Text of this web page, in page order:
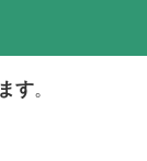
す。